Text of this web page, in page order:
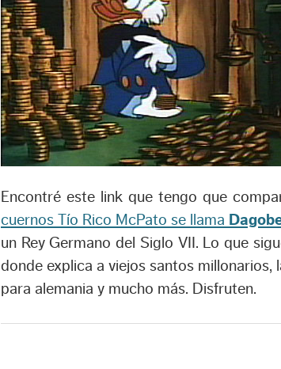
Encontré este link que tengo que
cuernos Tío Rico McPato se llama
un Rey Germano del Siglo VII. Lo que
donde explica a viejos santos
para alemania y mucho más. Disfruten.